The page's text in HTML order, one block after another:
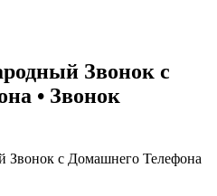
Звонок с
• Звонок
Звонок с Домашнего Телефона